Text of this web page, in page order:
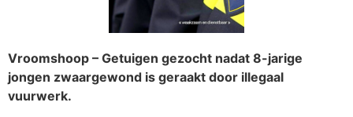
Vroomshoop – Getuigen gezocht nadat 8-jarige
jongen zwaargewond is geraakt door illegaal
vuurwerk.